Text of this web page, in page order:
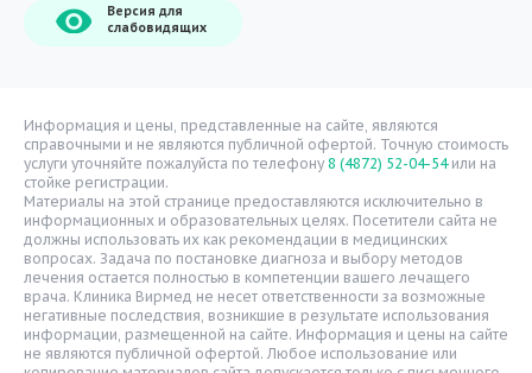
О компании
Расписание врачей
Надзорные органы
Статьи
Вопрос-ответ
Видео
Вакансии
Карта сайта
Версия для
слабовидящих
Информация и цены, представленные на сайте, являются
справочными и не являются публичной офертой. Точную стоимость
услуги уточняйте пожалуйста по телефону 8 (4872) 52-04-54или на
стойке регистрации.
Материалы на этой странице предоставляются исключительно в
информационных и образовательных целях. Посетители сайта не
должны использовать их как рекомендации в медицинских
вопросах. Задача по постановке диагноза и выбору методов
лечения остается полностью в компетенции вашего лечащего
врача. Клиника Вирмед не несет ответственности за возможные
негативные последствия, возникшие в результате использования
информации, размещенной на сайте. Информация и цены на сайте
не являются публичной офертой. Любое использование или